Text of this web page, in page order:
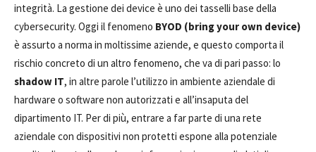
integrità. La gestione dei device è uno dei tasselli base della
cybersecurity. Oggi il fenomeno BYOD (bring your own device)
è assurto a norma in moltissime aziende, e questo comporta il
rischio concreto di un altro fenomeno, che va di pari passo: lo
shadow IT, in altre parole l’utilizzo in ambiente aziendale di
hardware o software non autorizzati e all’insaputa del
dipartimento IT. Per di più, entrare a far parte di una rete
aziendale con dispositivi non protetti espone alla potenziale